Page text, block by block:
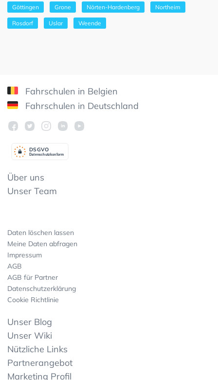
Göttingen Grone Nörten-Hardenberg Northeim
Rosdorf Uslar Weende
Fahrschulen in Belgien
Fahrschulen in Deutschland
Datenschutzkonform
DSGVO
Über uns
Unser Team
Daten löschen lassen
Meine Daten abfragen
Impressum
AGB
AGB für Partner
Datenschutzerklärung
Cookie Richtlinie
Unser Blog
Unser Wiki
Nützliche Links
Partnerangebot
Marketing Profil